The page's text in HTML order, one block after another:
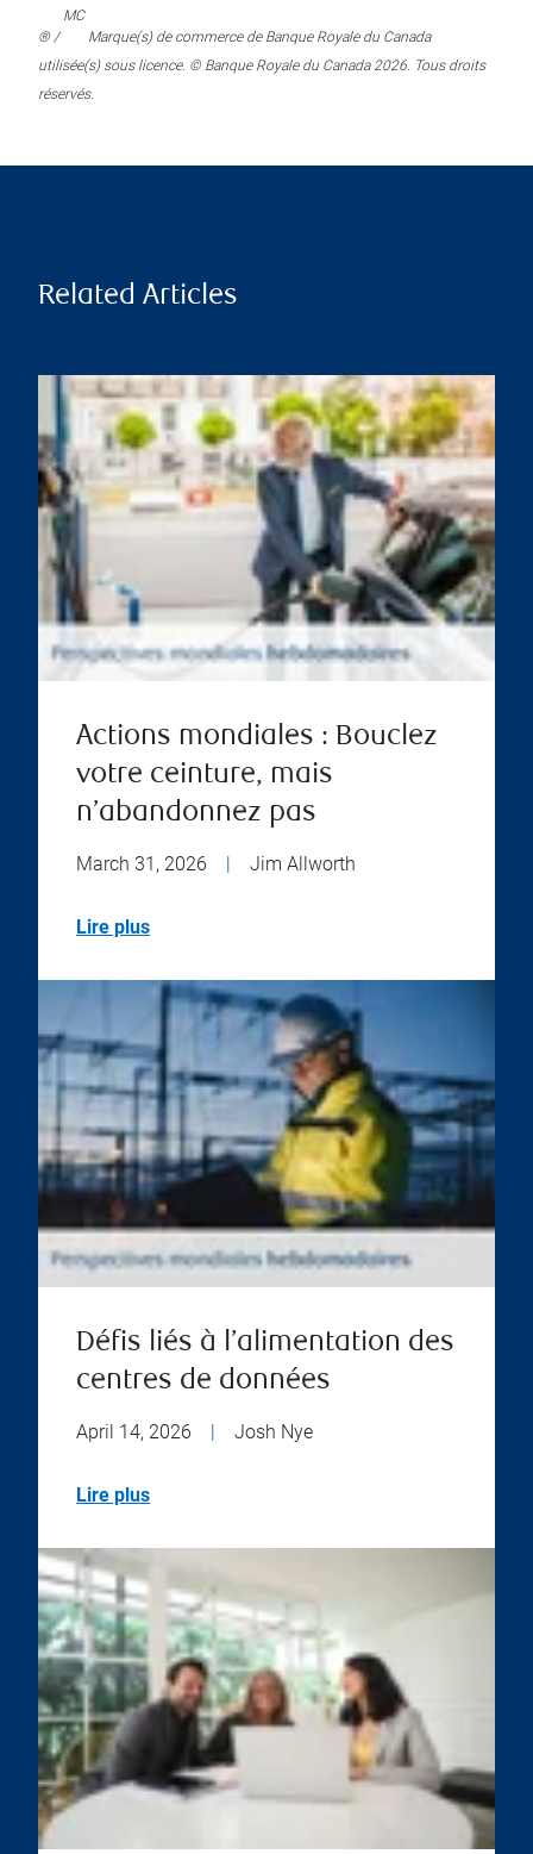
® /
MC
Marque(s) de commerce de Banque Royale du Canada
utilisée(s) sous licence. © Banque Royale du Canada 2026. Tous droits
réservés.
Related Articles
Actions mondiales : Bouclez
votre ceinture, mais
n’abandonnez pas
March 31, 2026 Jim Allworth
Lire plus
Défis liés à l’alimentation des
centres de données
April 14, 2026 | Josh Nye
Lire plus